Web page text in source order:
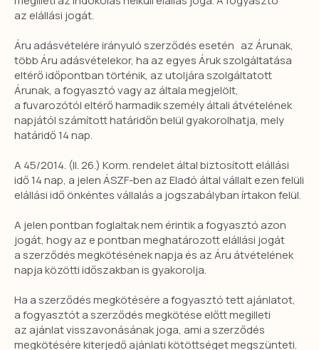
az elállási jogát.
Áru adásvételére irányuló szerződés esetén az Árunak,
több Áru adásvételekor, ha az egyes Áruk szolgáltatása
eltérő időpontban történik, az utoljára szolgáltatott
Árunak, a fogyasztó vagy az általa megjelölt,
a fuvarozótól eltérő harmadik személy általi átvételének
napjától számított határidőn belül gyakorolhatja, mely
határidő 14 nap.
A 45/2014. (II. 26.) Korm. rendelet által biztosított elállási
idő 14 nap, a jelen ÁSZF-ben az Eladó által vállalt ezen felüli
elállási idő önkéntes vállalás a jogszabályban írtakon felül.
A jelen pontban foglaltak nem érintik a fogyasztó azon
jogát, hogy az e pontban meghatározott elállási jogát
a szerződés megkötésének napja és az Áru átvételének
napja közötti időszakban is gyakorolja.
Ha a szerződés megkötésére a fogyasztó tett ajánlatot,
a fogyasztót a szerződés megkötése előtt megilleti
az ajánlat visszavonásának joga, ami a szerződés
megkötésére kiterjedő ajánlati kötöttséget megszünteti.